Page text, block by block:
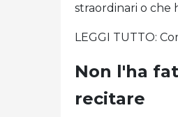
straordinari o che
LEGGI TUTTO:
Non l'ha
recitare